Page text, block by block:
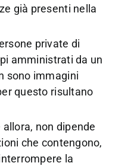
già presenti nella
private di
amministrati da un
sono immagini
questo risultano
non dipende
che contengono,
la